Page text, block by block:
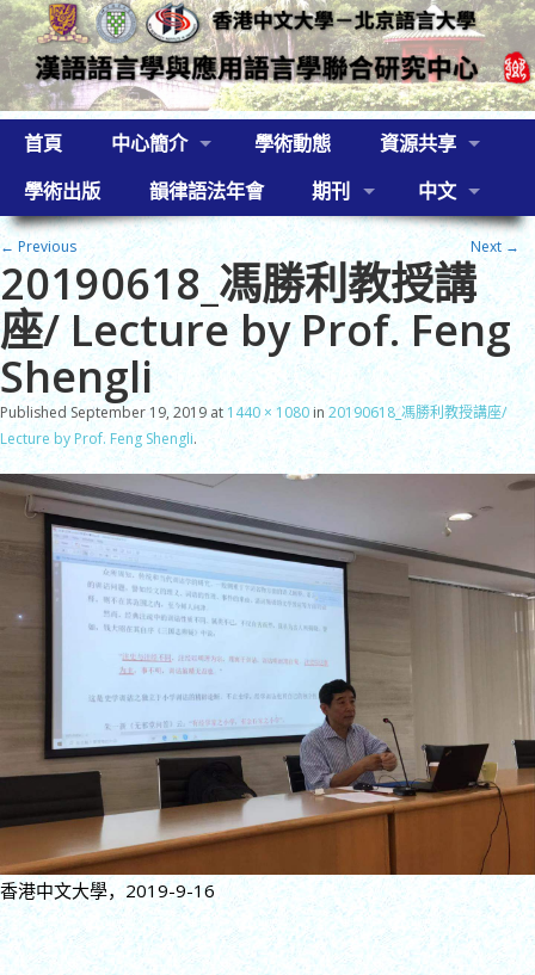
首頁 中心簡介 學術動態
資源共享
學術出版
韻律語法年會 期刊 中文
← Previous Next →
20190618_馮勝利教授講
座/ Lecture by Prof. Feng
Shengli
Published September 19, 2019 at 1440 × 1080 in 20190618_馮勝利教授講座/
Lecture by Prof. Feng Shengli.
香港中文大學，2019-9-16